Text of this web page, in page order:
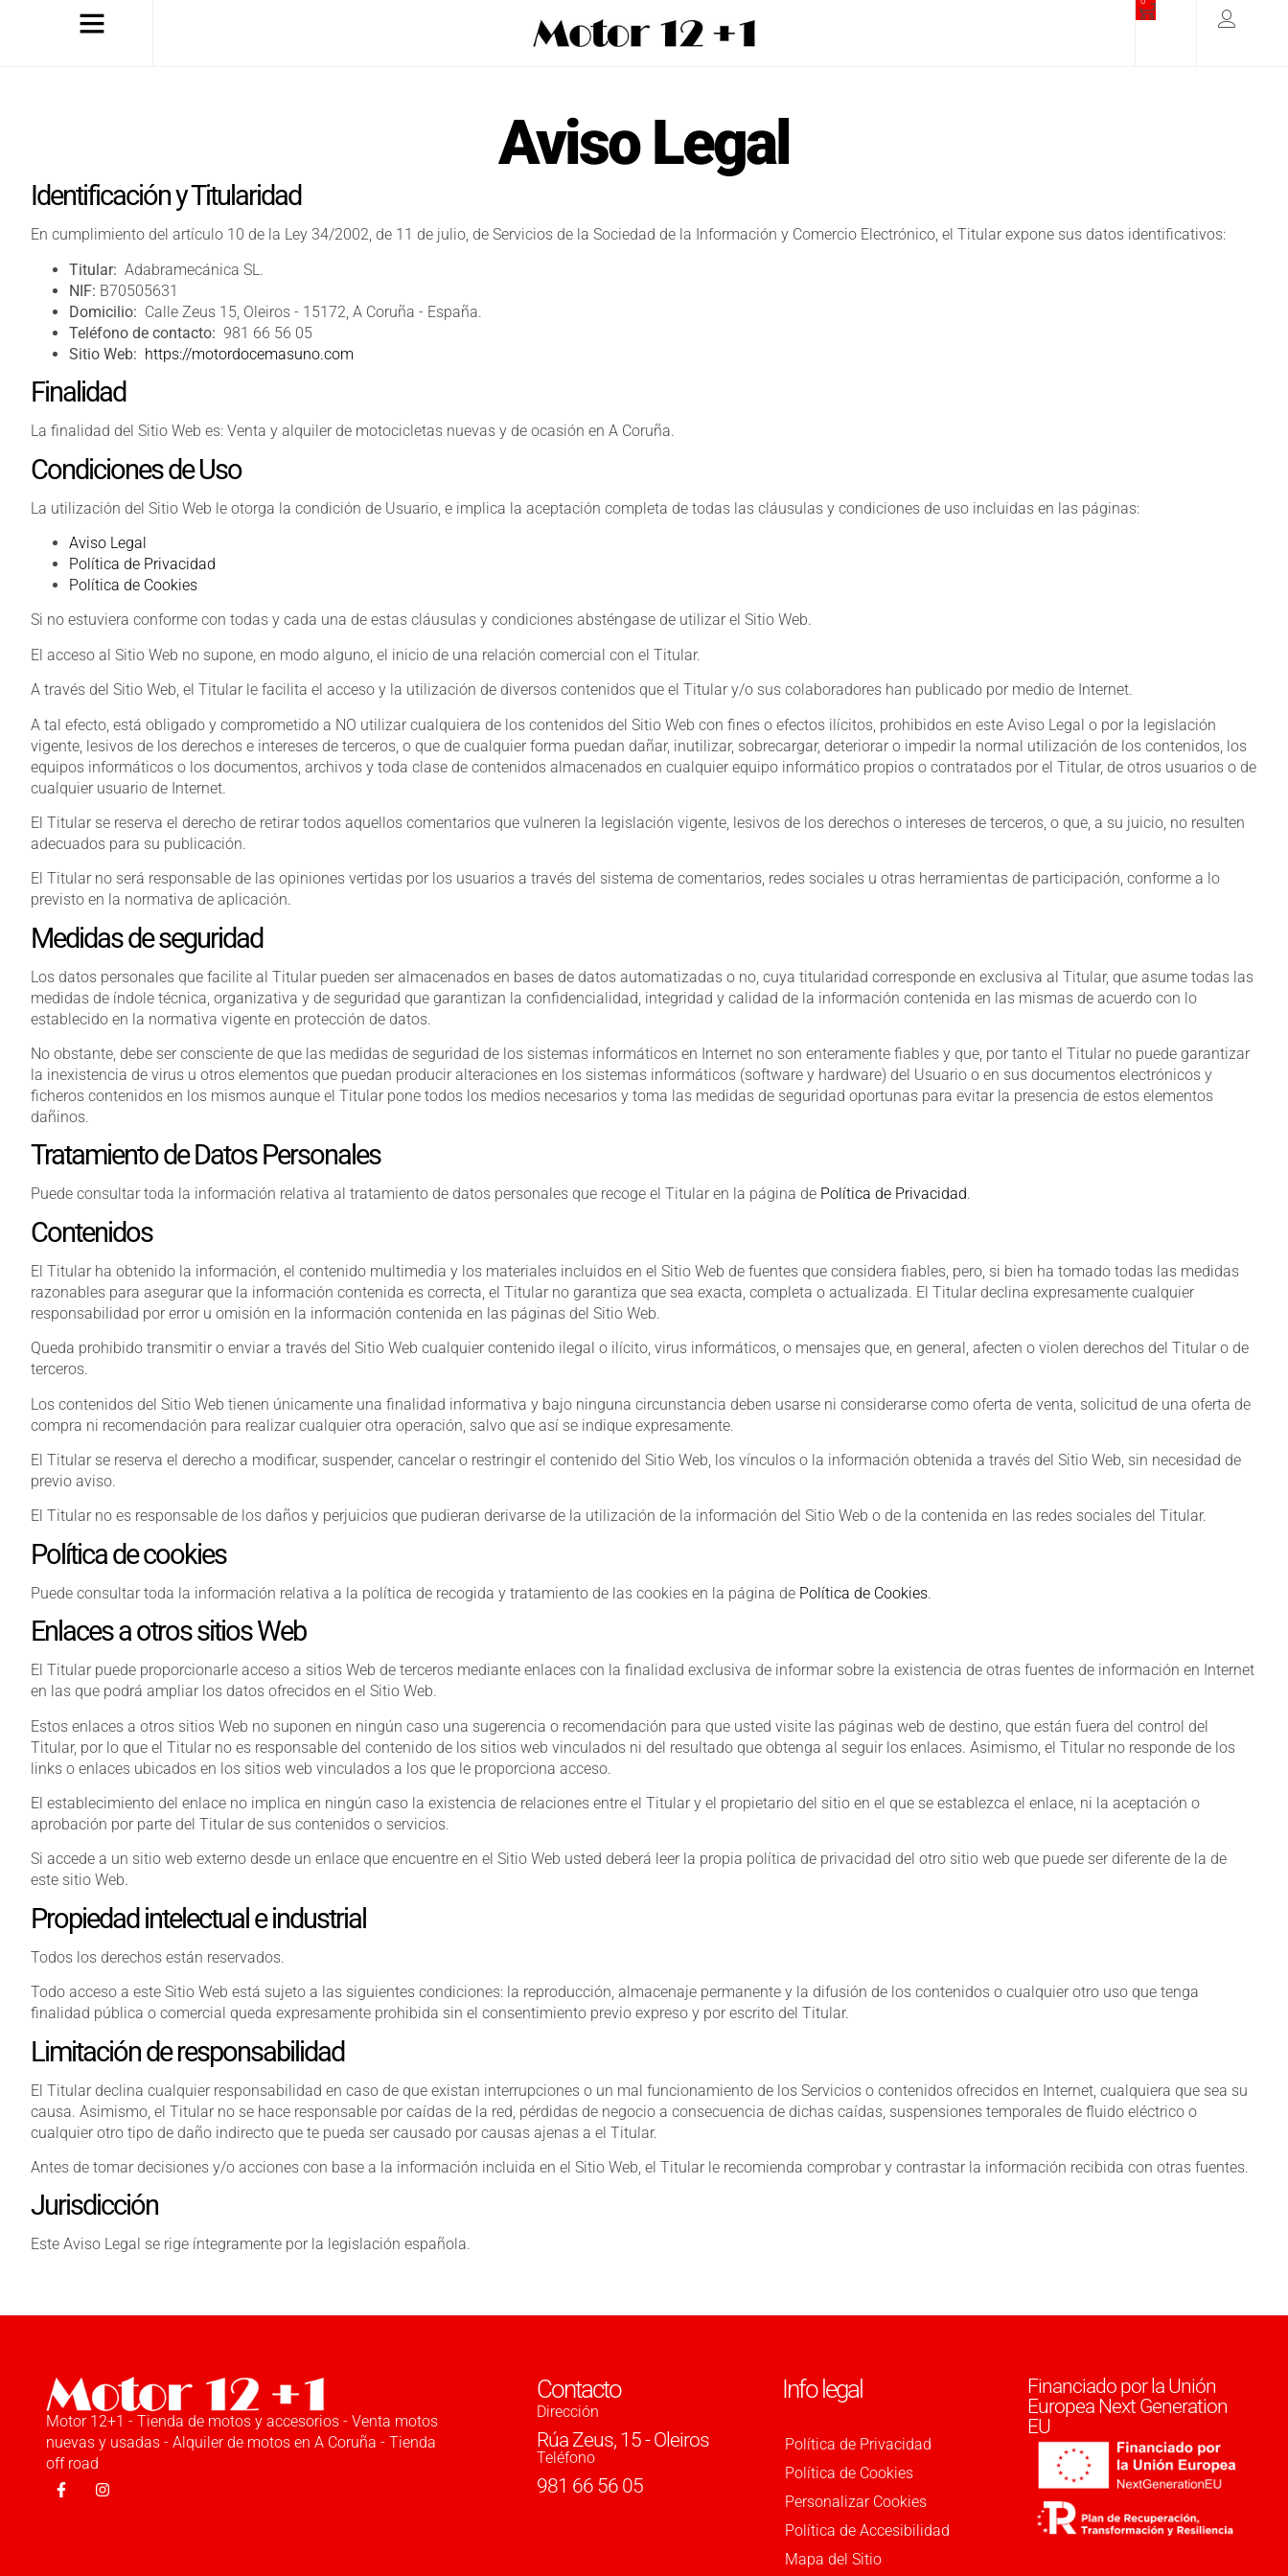
Aviso Legal
Identificación y Titularidad
En cumplimiento del artículo 10 de la Ley 34/2002, de 11 de julio, de Servicios de la Sociedad de la Información y Comercio Electrónico, el Titular expone sus datos identificativos:
Titular: Adabramecánica SL.
NIF: B70505631
Domicilio: Calle Zeus 15, Oleiros - 15172, A Coruña - España.
Teléfono de contacto: 981 66 56 05
Sitio Web: https://motordocemasuno.com
Finalidad
La finalidad del Sitio Web es: Venta y alquiler de motocicletas nuevas y de ocasión en A Coruña.
Condiciones de Uso
La utilización del Sitio Web le otorga la condición de Usuario, e implica la aceptación completa de todas las cláusulas y condiciones de uso incluidas en las páginas:
Aviso Legal
Política de Privacidad
Política de Cookies
Si no estuviera conforme con todas y cada una de estas cláusulas y condiciones absténgase de utilizar el Sitio Web.
El acceso al Sitio Web no supone, en modo alguno, el inicio de una relación comercial con el Titular.
A través del Sitio Web, el Titular le facilita el acceso y la utilización de diversos contenidos que el Titular y/o sus colaboradores han publicado por medio de Internet.
A tal efecto, está obligado y comprometido a NO utilizar cualquiera de los contenidos del Sitio Web con fines o efectos ilícitos, prohibidos en este Aviso Legal o por la legislación
vigente, lesivos de los derechos e intereses de terceros, o que de cualquier forma puedan dañar, inutilizar, sobrecargar, deteriorar o impedir la normal utilización de los contenidos, los
equipos informáticos o los documentos, archivos y toda clase de contenidos almacenados en cualquier equipo informático propios o contratados por el Titular, de otros usuarios o de
cualquier usuario de Internet.
El Titular se reserva el derecho de retirar todos aquellos comentarios que vulneren la legislación vigente, lesivos de los derechos o intereses de terceros, o que, a su juicio, no resulten
adecuados para su publicación.
El Titular no será responsable de las opiniones vertidas por los usuarios a través del sistema de comentarios, redes sociales u otras herramientas de participación, conforme a lo
previsto en la normativa de aplicación.
Medidas de seguridad
Los datos personales que facilite al Titular pueden ser almacenados en bases de datos automatizadas o no, cuya titularidad corresponde en exclusiva al Titular, que asume todas las
medidas de índole técnica, organizativa y de seguridad que garantizan la confidencialidad, integridad y calidad de la información contenida en las mismas de acuerdo con lo
establecido en la normativa vigente en protección de datos.
No obstante, debe ser consciente de que las medidas de seguridad de los sistemas informáticos en Internet no son enteramente fiables y que, por tanto el Titular no puede garantizar
la inexistencia de virus u otros elementos que puedan producir alteraciones en los sistemas informáticos (software y hardware) del Usuario o en sus documentos electrónicos y
ficheros contenidos en los mismos aunque el Titular pone todos los medios necesarios y toma las medidas de seguridad oportunas para evitar la presencia de estos elementos
dañinos.
Tratamiento de Datos Personales
Puede consultar toda la información relativa al tratamiento de datos personales que recoge el Titular en la página de Política de Privacidad.
Contenidos
El Titular ha obtenido la información, el contenido multimedia y los materiales incluidos en el Sitio Web de fuentes que considera fiables, pero, si bien ha tomado todas las medidas
razonables para asegurar que la información contenida es correcta, el Titular no garantiza que sea exacta, completa o actualizada. El Titular declina expresamente cualquier
responsabilidad por error u omisión en la información contenida en las páginas del Sitio Web.
Queda prohibido transmitir o enviar a través del Sitio Web cualquier contenido ilegal o ilícito, virus informáticos, o mensajes que, en general, afecten o violen derechos del Titular o de
terceros.
Los contenidos del Sitio Web tienen únicamente una finalidad informativa y bajo ninguna circunstancia deben usarse ni considerarse como oferta de venta, solicitud de una oferta de
compra ni recomendación para realizar cualquier otra operación, salvo que así se indique expresamente.
El Titular se reserva el derecho a modificar, suspender, cancelar o restringir el contenido del Sitio Web, los vínculos o la información obtenida a través del Sitio Web, sin necesidad de
previo aviso.
El Titular no es responsable de los daños y perjuicios que pudieran derivarse de la utilización de la información del Sitio Web o de la contenida en las redes sociales del Titular.
Política de cookies
Puede consultar toda la información relativa a la política de recogida y tratamiento de las cookies en la página de Política de Cookies.
Enlaces a otros sitios Web
El Titular puede proporcionarle acceso a sitios Web de terceros mediante enlaces con la finalidad exclusiva de informar sobre la existencia de otras fuentes de información en Internet
en las que podrá ampliar los datos ofrecidos en el Sitio Web.
Estos enlaces a otros sitios Web no suponen en ningún caso una sugerencia o recomendación para que usted visite las páginas web de destino, que están fuera del control del
Titular, por lo que el Titular no es responsable del contenido de los sitios web vinculados ni del resultado que obtenga al seguir los enlaces. Asimismo, el Titular no responde de los
links o enlaces ubicados en los sitios web vinculados a los que le proporciona acceso.
El establecimiento del enlace no implica en ningún caso la existencia de relaciones entre el Titular y el propietario del sitio en el que se establezca el enlace, ni la aceptación o
aprobación por parte del Titular de sus contenidos o servicios.
Si accede a un sitio web externo desde un enlace que encuentre en el Sitio Web usted deberá leer la propia política de privacidad del otro sitio web que puede ser diferente de la de
este sitio Web.
Propiedad intelectual e industrial
Todos los derechos están reservados.
Todo acceso a este Sitio Web está sujeto a las siguientes condiciones: la reproducción, almacenaje permanente y la difusión de los contenidos o cualquier otro uso que tenga
finalidad pública o comercial queda expresamente prohibida sin el consentimiento previo expreso y por escrito del Titular.
Limitación de responsabilidad
El Titular declina cualquier responsabilidad en caso de que existan interrupciones o un mal funcionamiento de los Servicios o contenidos ofrecidos en Internet, cualquiera que sea su
causa. Asimismo, el Titular no se hace responsable por caídas de la red, pérdidas de negocio a consecuencia de dichas caídas, suspensiones temporales de fluido eléctrico o
cualquier otro tipo de daño indirecto que te pueda ser causado por causas ajenas a el Titular.
Antes de tomar decisiones y/o acciones con base a la información incluida en el Sitio Web, el Titular le recomienda comprobar y contrastar la información recibida con otras fuentes.
Jurisdicción
Este Aviso Legal se rige íntegramente por la legislación española.
Motor 12+1 - Tienda de motos y accesorios - Venta motos
nuevas y usadas - Alquiler de motos en A Coruña - Tienda
off road
Contacto
Dirección
Rúa Zeus, 15 - Oleiros
Teléfono
981 66 56 05
Info legal
Política de Privacidad
Política de Cookies
Personalizar Cookies
Política de Accesibilidad
Mapa del Sitio
Financiado por la Unión
Europea Next Generation
EU